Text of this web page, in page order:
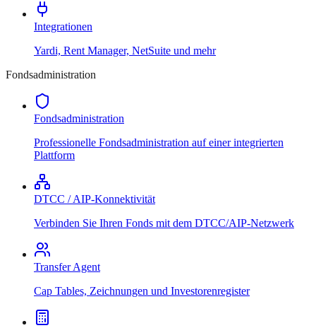
Integrationen
Yardi, Rent Manager, NetSuite und mehr
Fondsadministration
Fondsadministration
Professionelle Fondsadministration auf einer integrierten
Plattform
DTCC / AIP-Konnektivität
Verbinden Sie Ihren Fonds mit dem DTCC/AIP-Netzwerk
Transfer Agent
Cap Tables, Zeichnungen und Investorenregister